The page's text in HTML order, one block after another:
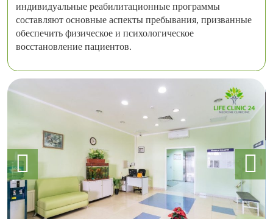
индивидуальные реабилитационные программы
составляют основные аспекты пребывания, призванные
обеспечить физическое и психологическое
восстановление пациентов.